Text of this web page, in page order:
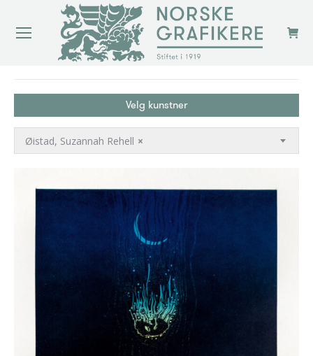
Velg kunstner
×
Øistad, Suzannah Rehell